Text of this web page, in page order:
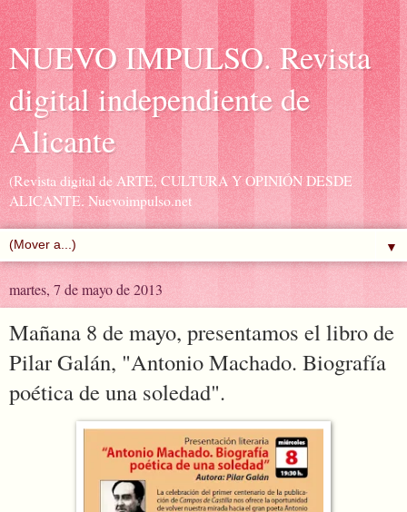
NUEVO IMPULSO. Revista
digital independiente de
Alicante
(Revista digital de ARTE, CULTURA Y OPINIÓN DESDE
ALICANTE. Nuevoimpulso.net
▼
martes, 7 de mayo de 2013
Mañana 8 de mayo, presentamos el libro de
Pilar Galán, "Antonio Machado. Biografía
poética de una soledad".